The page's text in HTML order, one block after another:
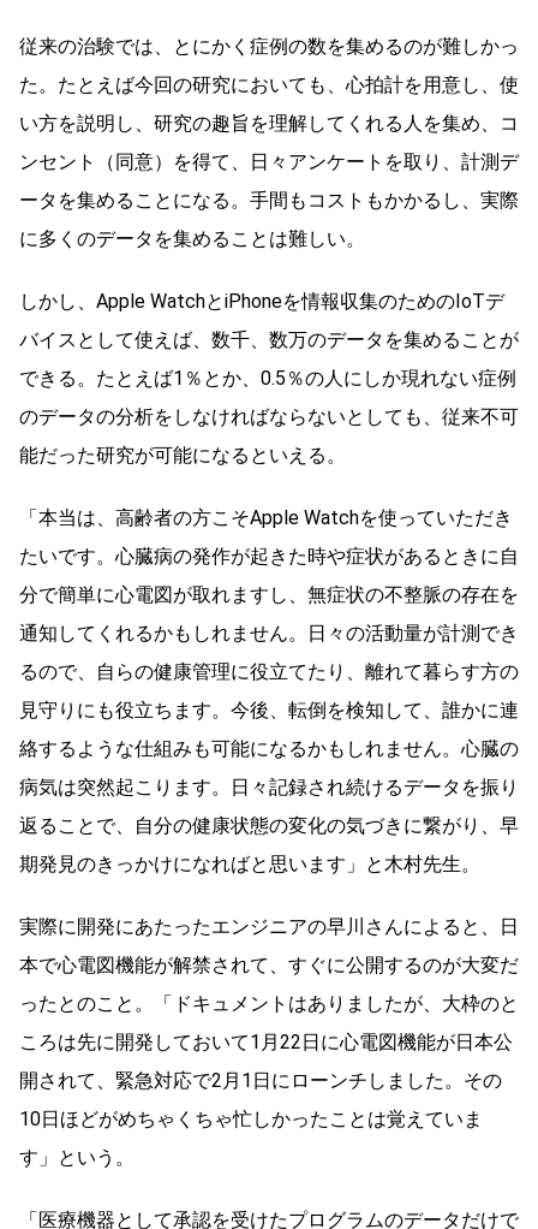
従来の治験では、とにかく症例の数を集めるのが難しかっ
た。たとえば今回の研究においても、心拍計を用意し、使
い方を説明し、研究の趣旨を理解してくれる人を集め、コ
ンセント（同意）を得て、日々アンケートを取り、計測デ
ータを集めることになる。手間もコストもかかるし、実際
に多くのデータを集めることは難しい。
しかし、Apple WatchとiPhoneを情報収集のためのIoTデ
バイスとして使えば、数千、数万のデータを集めることが
できる。たとえば1％とか、0.5％の人にしか現れない症例
のデータの分析をしなければならないとしても、従来不可
能だった研究が可能になるといえる。
「本当は、高齢者の方こそApple Watchを使っていただき
たいです。心臓病の発作が起きた時や症状があるときに自
分で簡単に心電図が取れますし、無症状の不整脈の存在を
通知してくれるかもしれません。日々の活動量が計測でき
るので、自らの健康管理に役立てたり、離れて暮らす方の
見守りにも役立ちます。今後、転倒を検知して、誰かに連
絡するような仕組みも可能になるかもしれません。心臓の
病気は突然起こります。日々記録され続けるデータを振り
返ることで、自分の健康状態の変化の気づきに繋がり、早
期発見のきっかけになればと思います」と木村先生。
実際に開発にあたったエンジニアの早川さんによると、日
本で心電図機能が解禁されて、すぐに公開するのが大変だ
ったとのこと。「ドキュメントはありましたが、大枠のと
ころは先に開発しておいて1月22日に心電図機能が日本公
開されて、緊急対応で2月1日にローンチしました。その
10日ほどがめちゃくちゃ忙しかったことは覚えていま
す」という。
「医療機器として承認を受けたプログラムのデータだけで